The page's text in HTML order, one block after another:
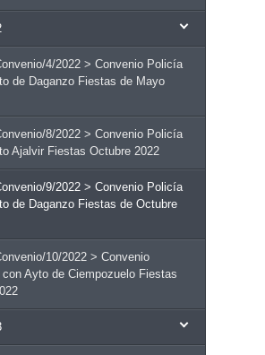
4/2022 > Convenio Policía
de Daganzo Fiestas de Mayo
8/2022 > Convenio Policía
Ajalvir Fiestas Octubre 2022
9/2022 > Convenio Policía
de Daganzo Fiestas de Octubre
10/2022 > Convenio
Ayto de Ciempozuelo Fiestas